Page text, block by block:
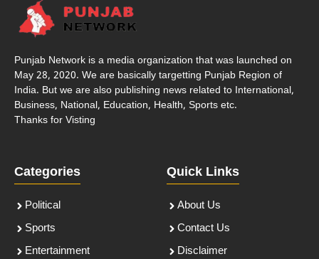
Punjab Network is a media organization that was launched on
May 28, 2020. We are basically targetting Punjab Region of
India. But we are also publishing news related to International,
Business, National, Education, Health, Sports etc.
Thanks for Visting
Categories
Political
Sports
Entertainment
Quick Links
About Us
Contact Us
Disclaimer